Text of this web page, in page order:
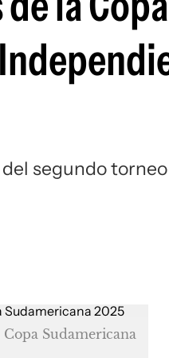
segundo torneo
Sudamericana